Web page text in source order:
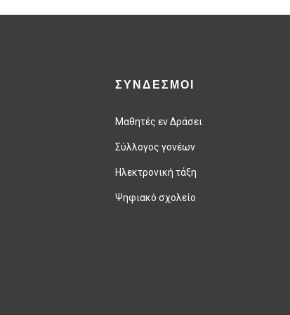
ΣΥΝΔΕΣΜΟΙ
Μαθητές εν Δράσει
Σύλλογος γονέων
Ηλεκτρονική τάξη
Ψηφιακό σχολείο